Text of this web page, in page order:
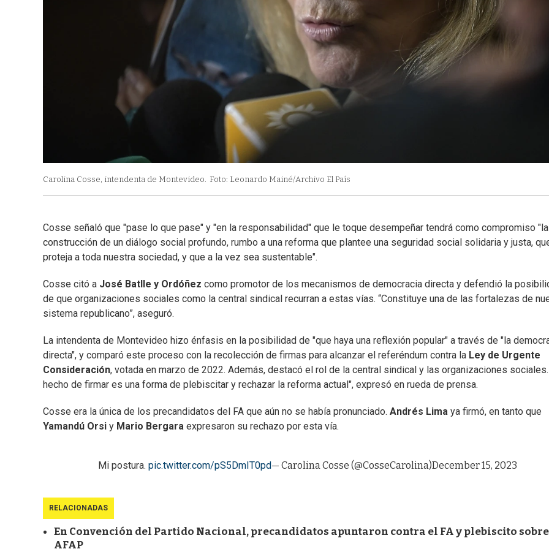
Carolina Cosse, intendenta de Montevideo. Foto: Leonardo Mainé/Archivo El País
Cosse señaló que "pase lo que pase" y "en la responsabilidad" que le toque desempeñar tendrá como compromiso "la
construcción de un diálogo social profundo, rumbo a una reforma que plantee una seguridad social solidaria y justa,
proteja a toda nuestra sociedad, y que a la vez sea sustentable".
Cosse citó a José Batlle y Ordóñez como promotor de los mecanismos de democracia directa y defendió la
de que organizaciones sociales como la central sindical recurran a estas vías. “Constituye una de las fortalezas de
sistema republicano”, aseguró.
La intendenta de Montevideo hizo énfasis en la posibilidad de "que haya una reflexión popular" a través de "la
directa", y comparó este proceso con la recolección de firmas para alcanzar el referéndum contra la Ley de Urgente
Consideración, votada en marzo de 2022. Además, destacó el rol de la central sindical y las organizaciones
hecho de firmar es una forma de plebiscitar y rechazar la reforma actual", expresó en rueda de prensa.
Cosse era la única de los precandidatos del FA que aún no se había pronunciado. Andrés Lima ya firmó, en tanto que
Yamandú Orsi y Mario Bergara expresaron su rechazo por esta vía.
Mi postura. pic.twitter.com/pS5DmIT0pd— Carolina Cosse (@CosseCarolina)December 15, 2023
RELACIONADAS
En Convención del Partido Nacional, precandidatos apuntaron contra el FA y plebiscito
AFAP